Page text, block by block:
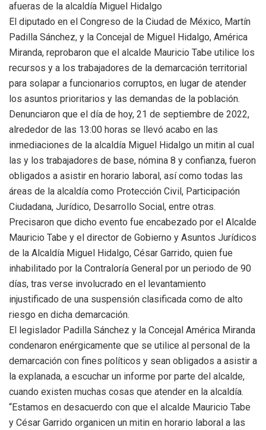
afueras de la alcaldía Miguel Hidalgo
El diputado en el Congreso de la Ciudad de México, Martín
Padilla Sánchez, y la Concejal de Miguel Hidalgo, América
Miranda, reprobaron que el alcalde Mauricio Tabe utilice los
recursos y a los trabajadores de la demarcación territorial
para solapar a funcionarios corruptos, en lugar de atender
los asuntos prioritarios y las demandas de la población.
Denunciaron que el día de hoy, 21 de septiembre de 2022,
alrededor de las 13:00 horas se llevó acabo en las
inmediaciones de la alcaldía Miguel Hidalgo un mitin al cual
las y los trabajadores de base, nómina 8 y confianza, fueron
obligados a asistir en horario laboral, así como todas las
áreas de la alcaldía como Protección Civil, Participación
Ciudadana, Jurídico, Desarrollo Social, entre otras.
Precisaron que dicho evento fue encabezado por el Alcalde
Mauricio Tabe y el director de Gobierno y Asuntos Jurídicos
de la Alcaldía Miguel Hidalgo, César Garrido, quien fue
inhabilitado por la Contraloría General por un periodo de 90
días, tras verse involucrado en el levantamiento
injustificado de una suspensión clasificada como de alto
riesgo en dicha demarcación.
El legislador Padilla Sánchez y la Concejal América Miranda
condenaron enérgicamente que se utilice al personal de la
demarcación con fines políticos y sean obligados a asistir a
la explanada, a escuchar un informe por parte del alcalde,
cuando existen muchas cosas que atender en la alcaldía.
“Estamos en desacuerdo con que el alcalde Mauricio Tabe
y César Garrido organicen un mitin en horario laboral a las